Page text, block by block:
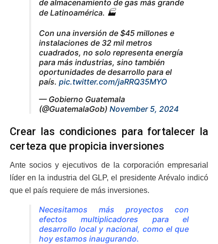
de almacenamiento de gas más grande
de Latinoamérica. 🏭
Con una inversión de $45 millones e
instalaciones de 32 mil metros
cuadrados, no solo representa energía
para más industrias, sino también
oportunidades de desarrollo para el
país. pic.twitter.com/jaRRQ35MYO
— Gobierno Guatemala
(@GuatemalaGob) November 5, 2024
Crear las condiciones para fortalecer la
certeza que propicia inversiones
Ante socios y ejecutivos de la corporación empresarial
líder en la industria del GLP, el presidente Arévalo indicó
que el país requiere de más inversiones.
Necesitamos más proyectos con
efectos multiplicadores para el
desarrollo local y nacional, como el que
hoy estamos inaugurando.